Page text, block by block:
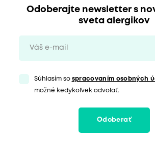
Odoberajte newsletter s
sveta alergikov
Súhlasím so spracovaním osobných
možné kedykoľvek odvolať.
Odoberať